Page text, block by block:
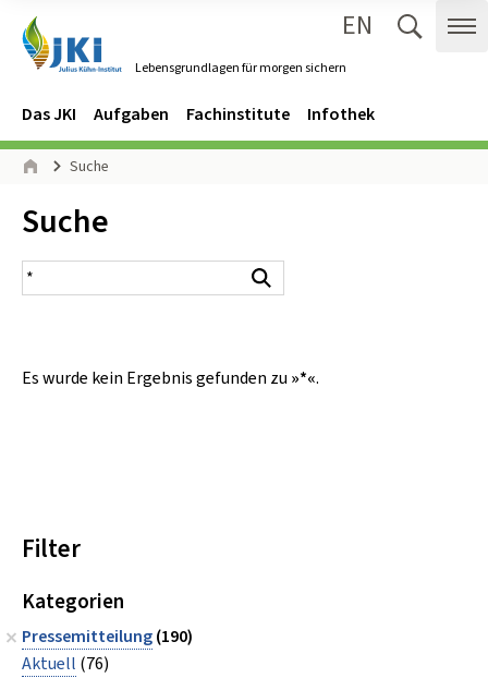
Lebensgrundlagen für morgen sichern
EN
Navigation
Hauptmenü
Das JKI Aufgaben Fachinstitute Infothek
Seitenpfad
Suche
Inhalt:
Suche
Suchergebnis
Es wurde kein Ergebnis gefunden zu »*«.
Filter
Kategorien
Pressemitteilung(190)
Aktuell (76)